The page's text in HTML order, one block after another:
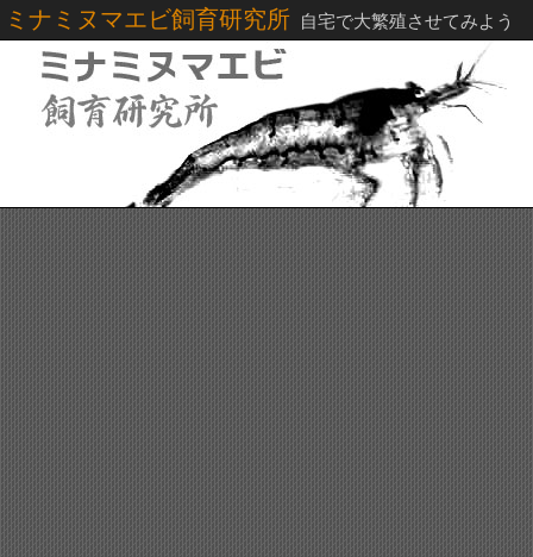
ミナミヌマエビ飼育研究所 自宅で大繁殖させてみよう